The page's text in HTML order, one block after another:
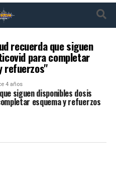
recuerda que siguen
para completar
refuerzos"
4 años
siguen disponibles dosis
esquema y refuerzos